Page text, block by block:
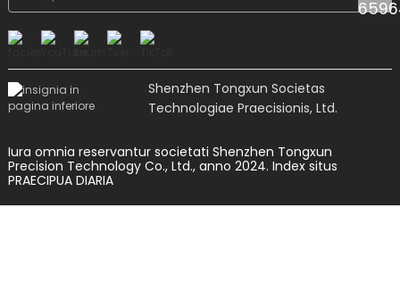
Shenzhen Tongxun Societas
Technologiae Praecisionis, Ltd.
Iura omnia reservantur societati Shenzhen Tongxun
Precision Technology Co., Ltd., anno 2024. Index situs
PRAECIPUA DIARIA